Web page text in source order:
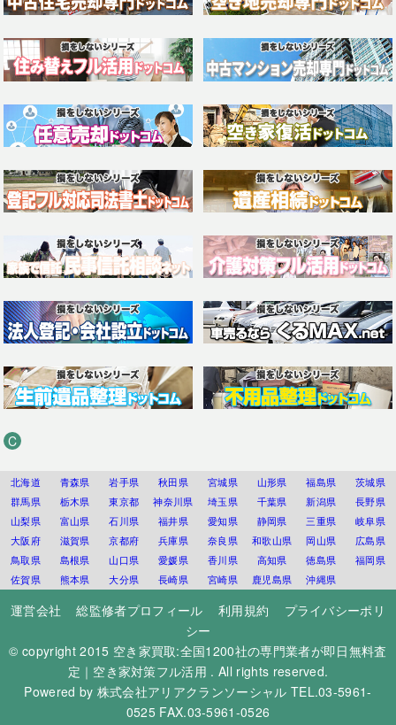
C
北海道 青森県 岩手県 秋田県 宮城県 山形県 福島県
茨城県
群馬県
栃木県 東京都 神奈川県 埼玉県 千葉県 新潟県
長野県
山梨県
富山県 石川県 福井県 愛知県 静岡県 三重県
岐阜県
大阪府
滋賀県 京都府 兵庫県 奈良県 和歌山県 岡山県
広島県
鳥取県
島根県 山口県 愛媛県 香川県 高知県 徳島県
福岡県
佐賀県
熊本県 大分県 長崎県 宮崎県 鹿児島県 沖縄県
運営会社 総監修者プロフィール 利用規約
プライバシーポリ
シー
© copyright 2015 空き家買取:全国1200社の専門業者が即日無料査
定｜空き家対策フル活用 . All rights reserved.
Powered by 株式会社アリアクランソーシャル TEL.03-5961-
0525 FAX.03-5961-0526